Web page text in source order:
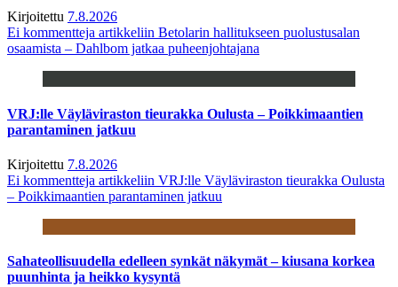
Kirjoitettu 7.8.2026
Ei kommentteja artikkeliin Betolarin hallitukseen puolustusalan
osaamista – Dahlbom jatkaa puheenjohtajana
VRJ:lle Väyläviraston tieurakka Oulusta – Poikkimaantien
parantaminen jatkuu
Kirjoitettu 7.8.2026
Ei kommentteja artikkeliin VRJ:lle Väyläviraston tieurakka Oulusta
– Poikkimaantien parantaminen jatkuu
Sahateollisuudella edelleen synkät näkymät – kiusana korkea
puunhinta ja heikko kysyntä